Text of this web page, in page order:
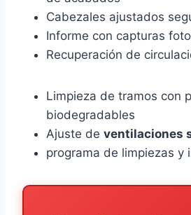
Cabezales ajustados
Informe con capturas
Recuperación de
Limpieza de tramos con
biodegradables
Ajuste de ventilaciones
programa de limpiezas y